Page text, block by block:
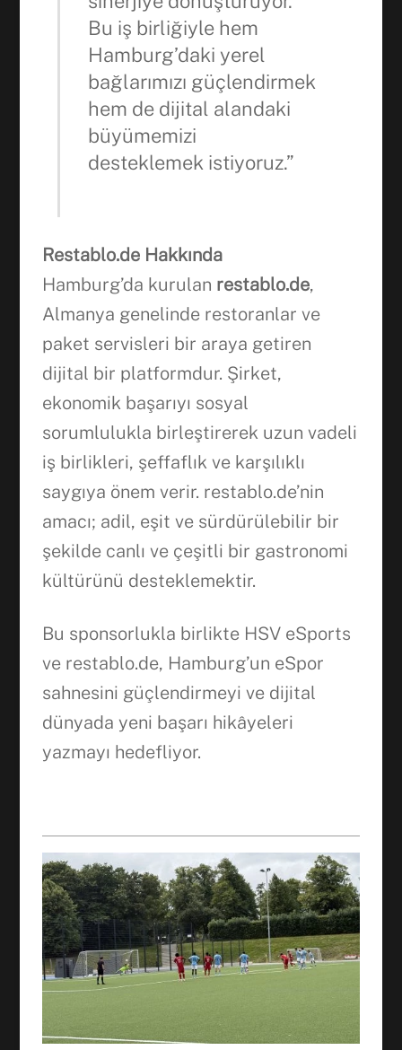
Bu iş birliğiyle hem
Hamburg’daki yerel
bağlarımızı güçlendirmek
hem de dijital alandaki
büyümemizi
desteklemek istiyoruz.”
Restablo.de Hakkında
Hamburg’da kurulan restablo.de,
Almanya genelinde restoranlar ve
paket servisleri bir araya getiren
dijital bir platformdur. Şirket,
ekonomik başarıyı sosyal
sorumlulukla birleştirerek uzun vadeli
iş birlikleri, şeffaflık ve karşılıklı
saygıya önem verir. restablo.de’nin
amacı; adil, eşit ve sürdürülebilir bir
şekilde canlı ve çeşitli bir gastronomi
kültürünü desteklemektir.
Bu sponsorlukla birlikte HSV eSports
ve restablo.de, Hamburg’un eSpor
sahnesini güçlendirmeyi ve dijital
dünyada yeni başarı hikâyeleri
yazmayı hedefliyor.